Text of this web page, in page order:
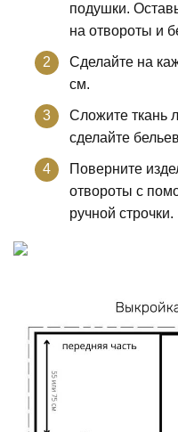
подушки.
на отвороты и
Сделайте на
см.
Сложите ткань
сделайте
Поверните
отвороты с
ручной строчки.